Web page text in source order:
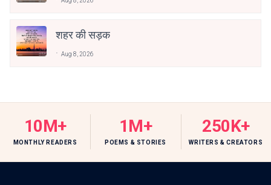
शहर की सड़क
Aug 8, 2026
10M+
MONTHLY READERS
1M+
POEMS & STORIES
250K+
WRITERS & CREATORS